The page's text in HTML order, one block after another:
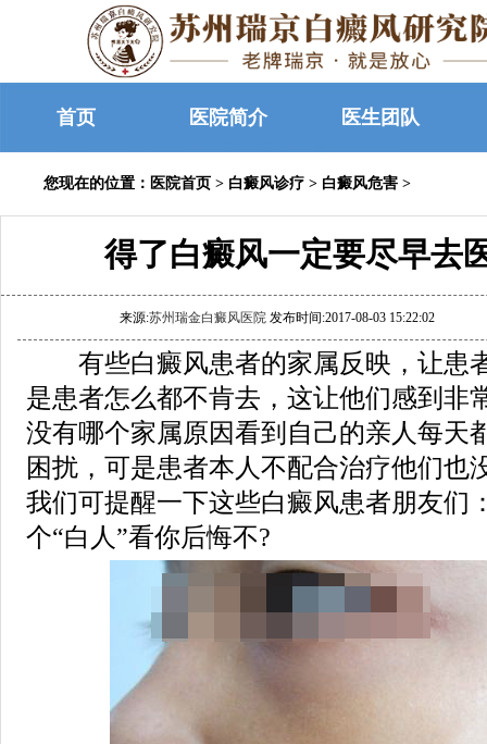
首页 医院简介 医生团队
您现在的位置： 医院首页 > 白癜风诊疗 > 白癜风危害 >
得了白癜风一定要尽早去
来源:苏州瑞金白癜风医院 发布时间:2017-08-03 15:22:02
有些白癜风患者的家属反映，让患
是患者怎么都不肯去，这让他们感到非
没有哪个家属原因看到自己的亲人每天
困扰，可是患者本人不配合治疗他们也
我们可提醒一下这些白癜风患者朋友们
个“白人”看你后悔不?